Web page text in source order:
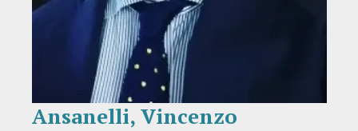
Diapositiva 1 de 1
Ansanelli, Vincenzo